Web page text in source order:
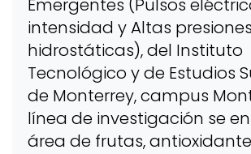
Emergentes (Pulsos
intensidad y Altas presiones
hidrostáticas), del Instituto
Tecnológico y de Estudios
de Monterrey, campus
línea de investigación se
área de frutas,